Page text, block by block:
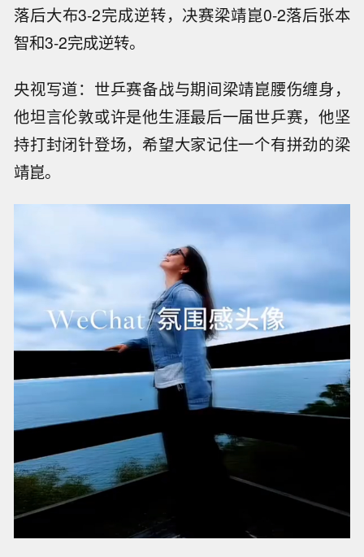
落后大布3-2完成逆转，决赛梁靖崑0-2落后张本
智和3-2完成逆转。
央视写道：世乒赛备战与期间梁靖崑腰伤缠身，
他坦言伦敦或许是他生涯最后一届世乒赛，他坚
持打封闭针登场，希望大家记住一个有拼劲的梁
靖崑。